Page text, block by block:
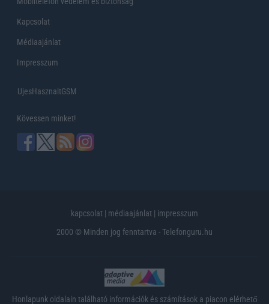
Kapcsolat
Médiaajánlat
Impresszum
UjesHasznaltGSM
Kövessen minket!
kapcsolat | médiaajánlat | impresszum
2000 © Minden jog fenntartva - Telefonguru.hu
Honlapunk oldalain található információk és számítások a piacon elérhető